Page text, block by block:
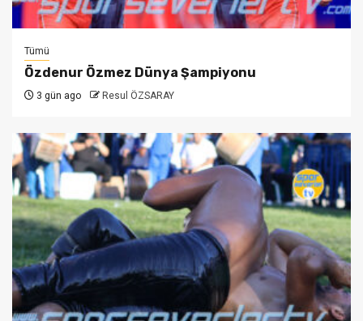
Tümü
Özdenur Özmez Dünya Şampiyonu
3 gün ago Resul ÖZSARAY